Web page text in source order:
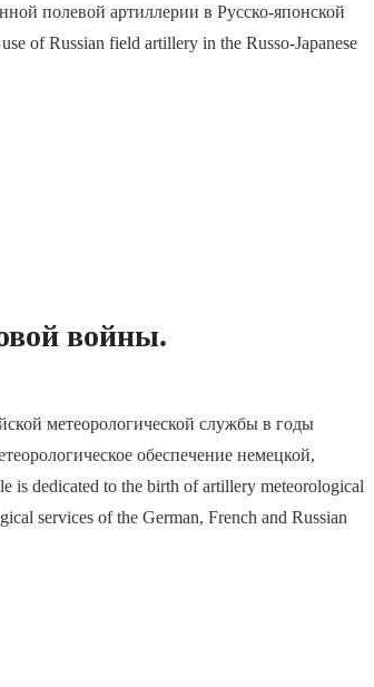
полевой артиллерии в Русско-японской
of Russian field artillery in the Russo-Japanese
войны.
метеорологической службы в годы
обеспечение немецкой,
is dedicated to the birth of artillery meteorological
services of the German, French and Russian